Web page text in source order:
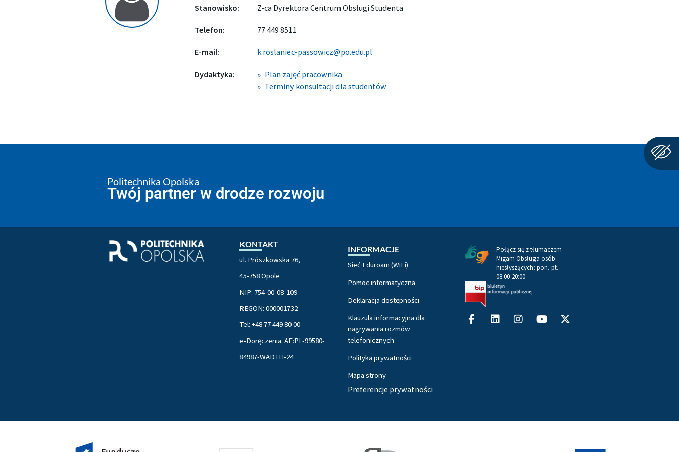
Stanowisko: Z-ca Dyrektora Centrum Obsługi Studenta
Telefon: 77 449 8511
E-mail: k.roslaniec-passowicz@po.edu.pl
Dydaktyka:
Plan zajęć pracownika
Terminy konsultacji dla studentów
Politechnika Opolska
Twój partner w drodze rozwoju
KONTAKT
ul. Prószkowska 76,
45-758 Opole
NIP: 754-00-08-109
REGON: 000001732
Tel: +48 77 449 80 00
e-Doręczenia: AE:PL-99580-
84987-WADTH-24
INFORMACJE
Sieć Eduroam (WiFi)
Pomoc informatyczna
Deklaracja dostępności
Klauzula informacyjna dla
nagrywania rozmów
telefonicznych
Polityka prywatności
Mapa strony
Preferencje prywatności
Połącz się z tłumaczem
Migam Obsługa osób
niesłyszących: pon.-pt.
08:00-20:00
Facebook-
f
LinkedinInstagram
twitter